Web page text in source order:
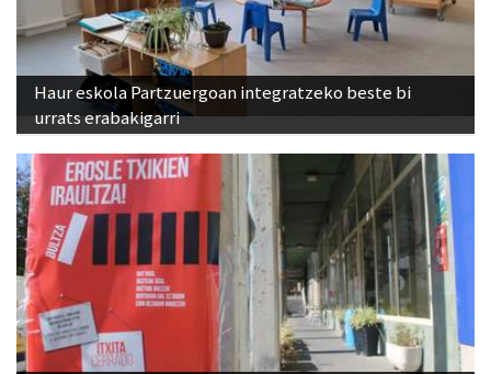
Haur eskola Partzuergoan integratzeko beste bi
urrats erabakigarri